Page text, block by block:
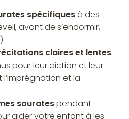
spécifiquesà des
avant de s’endormir,
claires et lentes :
pour leur diction et leur
et la
souratespendant
aider votre enfant à les